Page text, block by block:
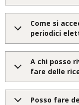
Come si
periodici
A chi posso
fare delle
Posso fare